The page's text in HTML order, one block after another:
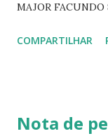
MAJOR FACUNDO
PEIXOTO 1307
☆CINE VIP
COMPARTILHAR
Nota de